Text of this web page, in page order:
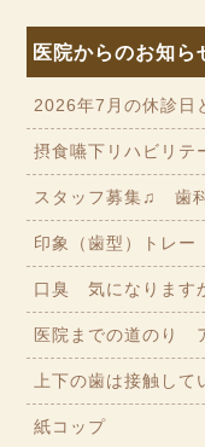
医院からのお知ら
2026年7月の休診日
摂食嚥下リハビリテ
スタッフ募集♫ 歯
印象（歯型）トレー
口臭 気になります
医院までの道のり
上下の歯は接触して
紙コップ